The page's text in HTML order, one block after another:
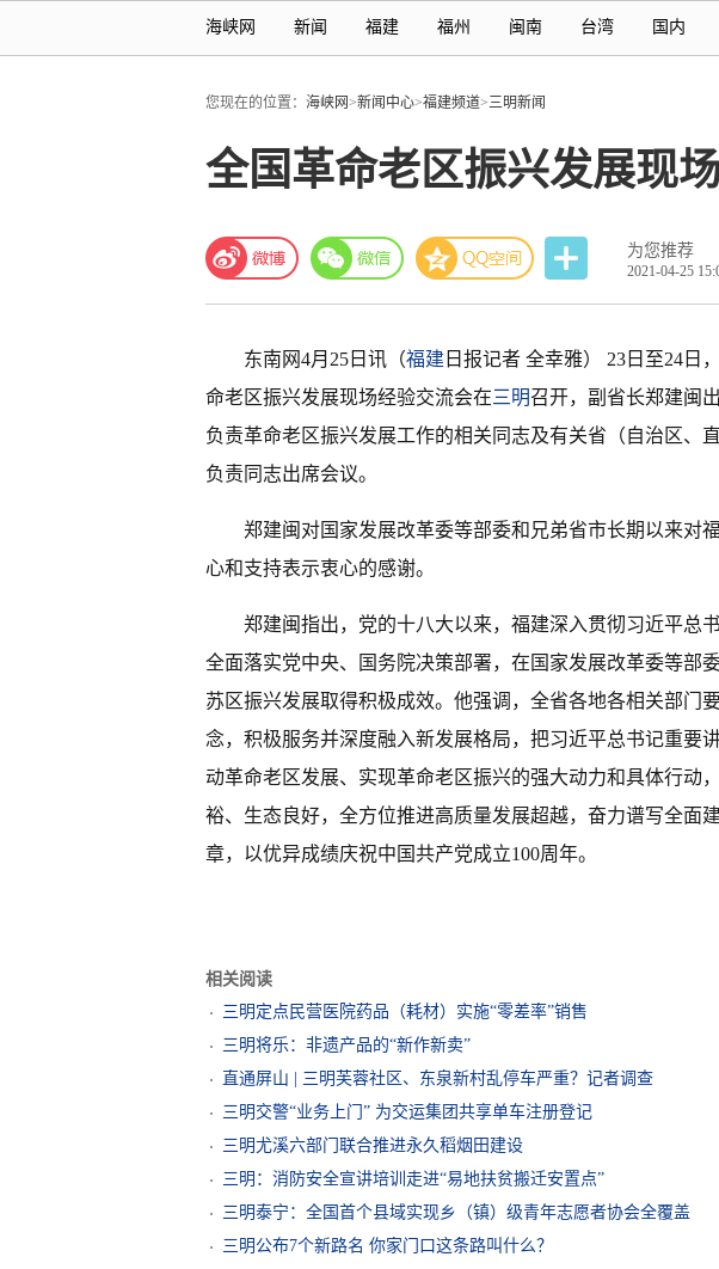
海峡网 新闻 福建 福州 闽南 台湾 国内
您现在的位置： 海峡网>新闻中心>福建频道>三明新闻
全国革命老区振兴发展现
为您推荐
2021-04-25
东南网4月25日讯（福建 日报记者 全幸雅） 23日至24日
命老区振兴发展现场经验交流会在三明召开，副省长郑建闽
负责革命老区振兴发展工作的相关同志及有关省（自治区、
负责同志出席会议。
郑建闽对国家发展改革委等部委和兄弟省市长期以来对
心和支持表示衷心的感谢。
郑建闽指出，党的十八大以来，福建深入贯彻习近平总
全面落实党中央、国务院决策部署，在国家发展改革委等部
苏区振兴发展取得积极成效。他强调，全省各地各相关部门
念，积极服务并深度融入新发展格局，把习近平总书记重要
动革命老区发展、实现革命老区振兴的强大动力和具体行动
裕、生态良好，全方位推进高质量发展超越，奋力谱写全面
章，以优异成绩庆祝中国共产党成立100周年。
相关阅读
三明定点民营医院药品（耗材）实施“零差率”销售
三明将乐：非遗产品的“新作新卖”
直通屏山 | 三明芙蓉社区、东泉新村乱停车严重？记者调查
三明交警“业务上门” 为交运集团共享单车注册登记
三明尤溪六部门联合推进永久稻烟田建设
三明：消防安全宣讲培训走进“易地扶贫搬迁安置点”
三明泰宁：全国首个县域实现乡（镇）级青年志愿者协会全覆盖
三明公布7个新路名 你家门口这条路叫什么？